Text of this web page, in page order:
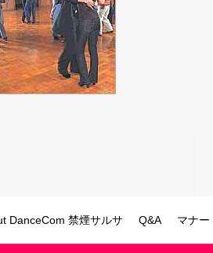
DanceCom 禁煙サルサ Q&A マナー